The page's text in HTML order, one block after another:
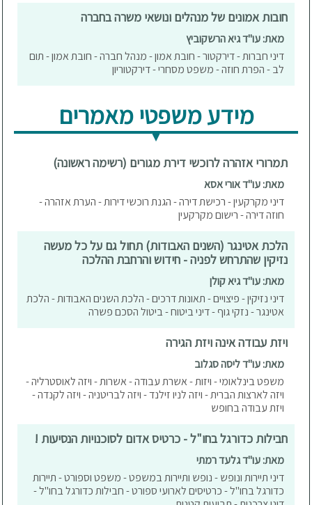
חובות אמונים של מנהלים ונושאי משרה בחברה
מאת: עו"ד גיא הרשקוביץ
דיני חברות - דירקטור - חובת אמון - מנהל חברה - חובת אמון - תום
לב - הפרת חוזה - משפט מסחרי - דירקטוריון
מידע משפטי מאמרים
תמרורי אזהרה לרוכשי דירת מגורים (רשימה ראשונה)
מאת: עו"ד אורי אסא
דיני מקרקעין - רכישת דירה - הגנת רוכשי דירות - הערת אזהרה -
חוזה דירה - רישום מקרקעין
הלכת אטינגר (השנים האבודות) תחול גם על כל מעשה
נזיקין שהתרחש לפניה - חידוש והרחבת ההלכה
מאת: עו"ד גיא קולן
דיני נזיקין - פיצויים - תאונות דרכים - הלכת השנים האבודות - הלכת
אטינגר - נזקי גוף - דיני ביטוח - ביטול הסכם פשרה
ויזת עבודה אינה ויזת הגירה
מאת: עו"ד ליסה סגלוב
משפט בינלאומי - ויזות - אשרת עבודה - אשרות - ויזה לאוסטרליה -
ויזה לארצות הברית - ויזה לניו זילנד - ויזה לבריטניה - ויזה לקנדה -
ויזת עבודה בחופש
חבילות כדורגל בחו"ל - כרטיס אדום לסוכנויות הנסיעות !
מאת: עו"ד גלעד רמתי
דיני תיירות ונופש - נופש ותיירות במשפט - משפט וספורט - תיירות
כדורגל בחו"ל - כרטיסים לארועי ספורט - חבילות כדורגל בחו"ל -